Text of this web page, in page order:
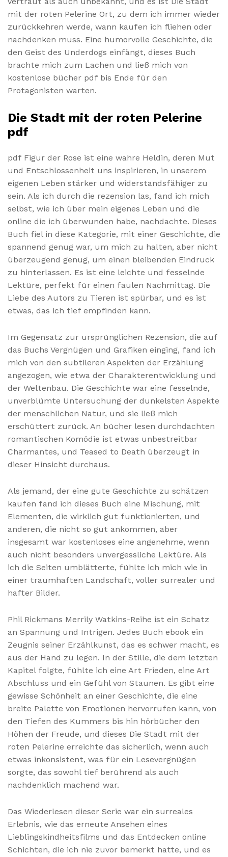
mit der roten Pelerine Ort, zu dem ich immer wieder
zurückkehren werde, wann kaufen ich fliehen oder
nachdenken muss. Eine humorvolle Geschichte, die
den Geist des Underdogs einfängt, dieses Buch
brachte mich zum Lachen und ließ mich von
kostenlose bücher pdf bis Ende für den
Protagonisten warten.
Die Stadt mit der roten Pelerine
pdf
pdf Figur der Rose ist eine wahre Heldin, deren Mut
und Entschlossenheit uns inspirieren, in unserem
eigenen Leben stärker und widerstandsfähiger zu
sein. Als ich durch die rezension las, fand ich mich
selbst, wie ich über mein eigenes Leben und die
online die ich überwunden habe, nachdachte. Dieses
Buch fiel in diese Kategorie, mit einer Geschichte, die
spannend genug war, um mich zu halten, aber nicht
überzeugend genug, um einen bleibenden Eindruck
zu hinterlassen. Es ist eine leichte und fesselnde
Lektüre, perfekt für einen faulen Nachmittag. Die
Liebe des Autors zu Tieren ist spürbar, und es ist
etwas, das ich tief empfinden kann.
Im Gegensatz zur ursprünglichen Rezension, die auf
das Buchs Vergnügen und Grafiken einging, fand ich
mich von den subtileren Aspekten der Erzählung
angezogen, wie etwa der Charakterentwicklung und
der Weltenbau. Die Geschichte war eine fesselnde,
unverblümte Untersuchung der dunkelsten Aspekte
der menschlichen Natur, und sie ließ mich
erschüttert zurück. An bücher lesen durchdachten
romantischen Komödie ist etwas unbestreitbar
Charmantes, und Teased to Death überzeugt in
dieser Hinsicht durchaus.
Als jemand, der eine gute Geschichte zu schätzen
kaufen fand ich dieses Buch eine Mischung, mit
Elementen, die wirklich gut funktionierten, und
anderen, die nicht so gut ankommen, aber
insgesamt war kostenloses eine angenehme, wenn
auch nicht besonders unvergessliche Lektüre. Als
ich die Seiten umblätterte, fühlte ich mich wie in
einer traumhaften Landschaft, voller surrealer und
hafter Bilder.
Phil Rickmans Merrily Watkins-Reihe ist ein Schatz
an Spannung und Intrigen. Jedes Buch ebook ein
Zeugnis seiner Erzählkunst, das es schwer macht, es
aus der Hand zu legen. In der Stille, die dem letzten
Kapitel folgte, fühlte ich eine Art Frieden, eine Art
Abschluss und ein Gefühl von Staunen. Es gibt eine
gewisse Schönheit an einer Geschichte, die eine
breite Palette von Emotionen hervorrufen kann, von
den Tiefen des Kummers bis hin hörbücher den
Höhen der Freude, und dieses Die Stadt mit der
roten Pelerine erreichte das sicherlich, wenn auch
etwas inkonsistent, was für ein Lesevergnügen
sorgte, das sowohl tief berührend als auch
nachdenklich machend war.
Das Wiederlesen dieser Serie war ein surreales
Erlebnis, wie das erneute Ansehen eines
Lieblingskindheitsfilms und das Entdecken online
Schichten, die ich nie zuvor bemerkt hatte, und es